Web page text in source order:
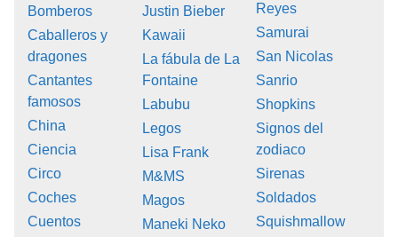
Bomberos
Caballeros y
dragones
Cantantes
famosos
China
Ciencia
Circo
Coches
Cuentos
Justin Bieber
Kawaii
La fábula de La
Fontaine
Labubu
Legos
Lisa Frank
M&MS
Magos
Maneki Neko
Reyes
Samurai
San Nicolas
Sanrio
Shopkins
Signos del
zodiaco
Sirenas
Soldados
Squishmallow